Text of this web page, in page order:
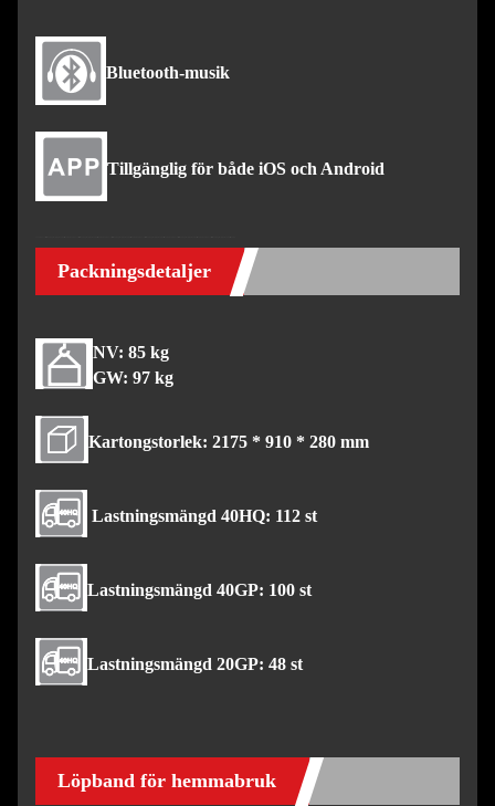
Bluetooth-musik
Tillgänglig för både iOS och Android
Packningsdetaljer
NV: 85 kg
GW: 97 kg
Kartongstorlek: 2175 * 910 * 280 mm
Lastningsmängd 40HQ: 112 st
Lastningsmängd 40GP: 100 st
Lastningsmängd 20GP: 48 st
Löpband för hemmabruk